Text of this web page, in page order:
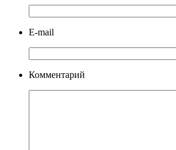
E-mail
Комментарий